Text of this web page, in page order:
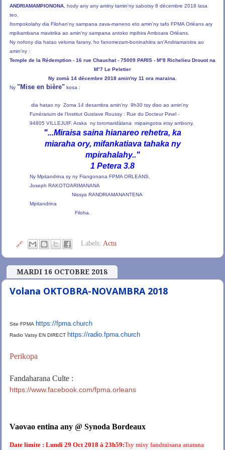
ANDRIAMAMPIONONA , hody any any aminy tamin'ny sabotsy 8 décembre 2018 lasa
teo.
Itompokolahy dia Filohan'ny sampana zava-maneno eto amin'ny tafo FPMA Orléans ary
mpikambana mavitrika ao amin'ny sampana antoko mpihira Amboara Orléans.
Ny nofony dia hatao veloma farany, ho fanomezam-boninahitra an'Andriamanitra ao
amin'ny :
Temple de la Rédemption - 16 rue Chauchat - 75009 PARIS - M°8 Richelieu Drouot na
M°7 Le Peletier
Ny zomà 14 décembre 2018 amin'ny 11 ora maraina.
Ny "Mise en bière" kosa :
dia hatao ny Zoma 14 desambra amin'ny 9h30 tsy diso ao amin'ny
Funérarium de l'Institut Gustave Roussy : Rue du Docteur Pinel -
94805 VILLEJUIF. Araka ny toromaridàlana mipaingotra etsy ambony.
"...Miraisa saina hianareo rehetra, ka
miaraha ory, mifankatiava tahaka ny
mpirahalahy.."
1 Petera 3.8
Ny Mpitandrina sy ny Fiangonana FPMA ORLEANS.
Joseph RAKOTOARIMANANA
Nissya RANDRIAMANANTENA
Mpitandrina
Filoha.
🔗 Labels: Actu
MARDI 16 OCTOBRE 2018
Volana OKTOBRA-NOVAMBRA 2018
Site FPMA https://fpma.church
Radio Vatsy EN DIRECT https://radio.fpma.church
Perikopa
Fandaharana Culte :
https://www.facebook.com/fpma.orleans
Vaovao entina any @ Synoda Bordeaux
Date limite : Lundi 29 Oct 2018 à 23h59:Tsy misy fandraisana anarana